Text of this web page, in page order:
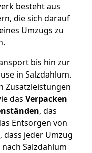
besteht aus
die sich darauf
Umzugs zu
bis hin zur
in Salzdahlum.
Zusatzleistungen
das Verpacken
, das
Entsorgen von
dass jeder Umzug
Salzdahlum